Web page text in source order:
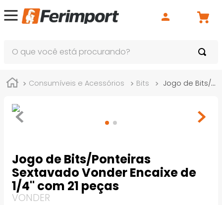
Consumíveis e Acessórios Bits Jogo de Bits/Ponteiras Sextavado Vonder Encaixe de 1/4" com 21 peças
Jogo de Bits/Ponteiras
Sextavado Vonder Encaixe de
1/4" com 21 peças
VONDER